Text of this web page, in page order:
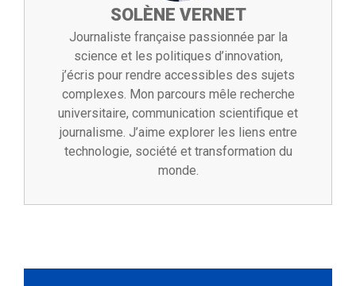
SOLÈNE VERNET
Journaliste française passionnée par la
science et les politiques d’innovation,
j’écris pour rendre accessibles des sujets
complexes. Mon parcours mêle recherche
universitaire, communication scientifique et
journalisme. J’aime explorer les liens entre
technologie, société et transformation du
monde.